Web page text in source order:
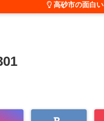
高砂市の面白い